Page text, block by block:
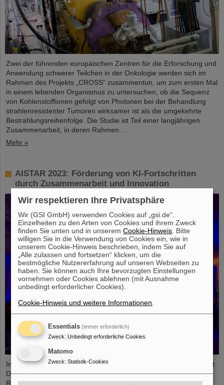
Zwei der führenden europäischen Zentren für die Erforschung und
Anwendung schwerer Teilchen in der Onkologie werden sich im
Rahmen des Projekts „CROSS“ zusammentun, um zum ersten Mal
in einem lebenden Organismus zu untersuchen, ob die Sequenz
von Kohlenstoffionen gefolgt von Photonen bei der Behandlung
strahlenresistenter Tumoren wirksamer ist als die umgekehrte
Bestrahlungsreihenfolge. Die Studie ist Teil einer langjährigen
Zusammenarbeit, in deren Rahmen....
Mehr »
AISTAR 2023: Förderung von KI-Fortschritten
durch Zusammenarbeit und Innovation
In Zusammenarbeit mit GSI/FAIR und der Technischen Universität
Darmstadt veranstaltete das Europäische
Raumfahrtkontrollzentrum (ESOC) kürzlich zum zweiten Mal das
Wir respektieren Ihre Privatsphäre
Wir (GSI GmbH) verwenden Cookies auf „gsi.de“.
Einzelheiten zu den Arten von Cookies und ihrem Zweck
finden Sie unten und in unseremCookie-Hinweis . Bitte
willigen Sie in die Verwendung von Cookies ein, wie in
unserem Cookie-Hinweis beschrieben, indem Sie auf
„Alle zulassen und fortsetzen“ klicken, um die
bestmögliche Nutzererfahrung auf unseren Webseiten zu
haben. Sie können auch Ihre bevorzugten Einstellungen
vornehmen oder Cookies ablehnen (mit Ausnahme
unbedingt erforderlicher Cookies).
Cookie-Hinweis und weitere Informationen
Essentials (immer erforderlich)
Zweck: Unbedingt erforderliche Cookies
Matomo
Zweck: Statistik-Cookies